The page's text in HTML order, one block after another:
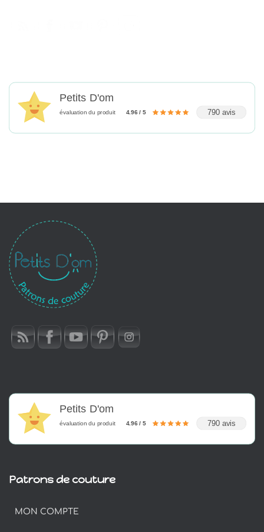
Petits D'om
évaluation du produit 4.96 / 5 790 avis
Petits D'om
évaluation du produit 4.96 / 5 790 avis
Patrons de couture
MON COMPTE